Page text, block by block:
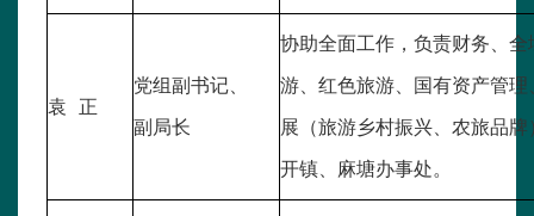
袁 正
党组副书记、
副局长
协助全面工作，负责财务、
游、红色旅游、国有资产管
展（旅游乡村振兴、农旅品
开镇、麻塘办事处。